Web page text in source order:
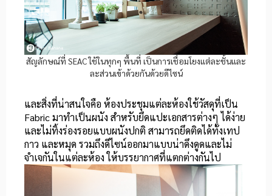
สัญลักษณ์ที่ SEAC ใช้ในทุกๆ พื้นที่ เป็นการเชื่อมโยงแต่ละชั้นและ
ละส่วนเข้าด้วยกันด้วยดีไซน์
และสิ่งที่น่าสนใจคือ ห้องประชุมแต่ละห้องใช้วัสดุที่เป็น
Fabric มาทำเป็นผนัง สำหรับยึดแปะเอกสารต่างๆ ได้ง่าย
และไม่ทิ้งร่องรอยแบบผนังปกติ สามารถยึดติดได้ทั้งเทป
กาว และหมุด รวมถึงดีไซน์ออกมาแบบน่าดึงดูดและไม่
จำเจกันในแต่ละห้อง ให้บรรยากาศที่แตกต่างกันไป